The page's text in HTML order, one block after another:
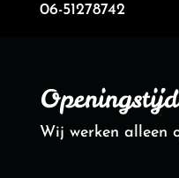
06-51278742
Wij werken alleen